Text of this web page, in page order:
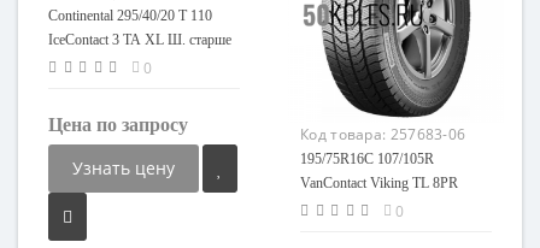
121411054535-08
Continental 295/40/20 T 110
IceContact 3 ТА XL Ш. старше
3-х лет
0
Цена по запросу
Узнать цену
Код товара: 257683-06
195/75R16C 107/105R
VanContact Viking TL 8PR
Continental
0